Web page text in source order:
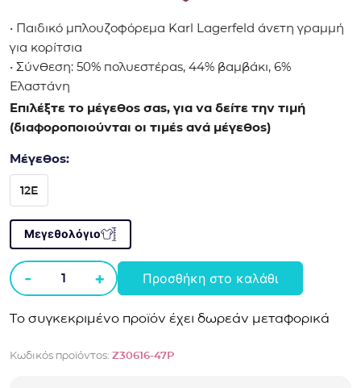
• Παιδικό μπλουζοφόρεμα Karl Lagerfeld άνετη γραμμή
για κορίτσια
• Σύνθεση: 50% πολυεστέρας, 44% βαμβάκι, 6%
Ελαστάνη
Επιλέξτε το μέγεθος σας, για να δείτε την τιμή
(διαφοροποιούνται οι τιμές ανά μέγεθος)
Μέγεθος:
12E
Μεγεθολόγιο
-
Μπλουζοφόρεμα
Lagerfeld
γραμμή
+ Προσθήκη στο καλάθι
Το συγκεκριμένο προϊόν έχει δωρεάν μεταφορικά
Κωδικός προϊόντος: Z30616-47P